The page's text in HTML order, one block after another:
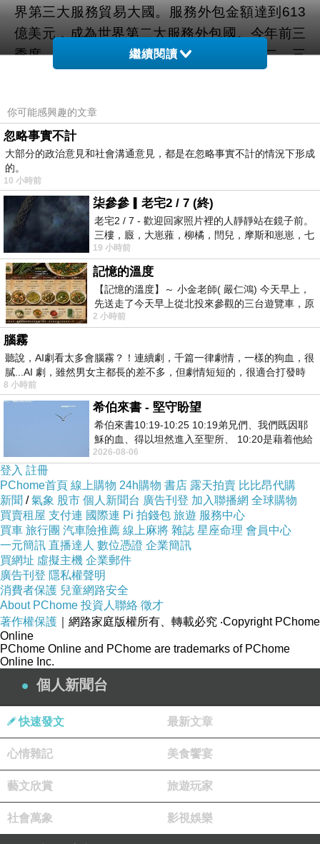
界第三大服務貿易大國。服務外包金額達到613
億美元，成為世界第二大服務外包國。今年前三
季度，服務業增加值的增長速度位居一、二、三
不夠合理、產業層次較低，出口市場主要集中在
美國、日本、東盟和中國香港等國傢和地區，而
且長期處於逆差狀態。因此，如何提升我國服務
貿易產業，是改變經濟發展方式、實現國富民強
的重要途徑。重慶市常務副市長翁傑明介紹，前
三季度重慶市服務外包位於西部第一。服務貿易
76億美元，同比增長44%；離岸服務外包8.3億
美元，同比增長131%，知識流程外包高於全國
水平18個百分點；前三季度新增服務外包企業
386傢，累計1158傢；新增大學生就業1.8萬人，
累計17.8萬人。渤商所獲批跨境交易人民幣結算
業務據悉，渤海商品交易所已獲批從事現貨商品
跨境交易人民幣結算業務。業內人士分析，此舉
可以簡化國際貿易中間手續，降低國際貿易結算
和利率匯兌的風險。作為現代現貨交易市場，渤
商所首創現貨連續交易、延期交割方式，通過24
小時連續的電子交易服務，實現與國際市場接
軌。目前交易所有52個交易品種，日成交額超過
200億元。渤海商品交易所董事長閻東升說，根
據目前市場準備情況，渤商所第一批擬掛牌的跨
境交易品種為鐵礦石和天然橡膠。產品以保稅庫
的貨物為標的，不含稅凈價交易，人民幣定價人
民幣結算。人民銀行天津分行副行長蘇東海說，
推動人民幣跨境結算是人民幣國際化戰略的重要
抓手。渤商所是個基於互聯網的現代現貨市場，
在該平臺開展跨境交易人民幣結算，相當於開辟
瞭沒有邊界的“網上自貿區”。（以上均據新華
新聞來源http://news.hexun.com/2013-10-
31/159232116.html
汽車信貸增貸缺錢急用哪裡借錢
信用貸款缺錢急用哪裡借錢信用貸款貸款全省皆
可處理
繼續閱讀
你可能感興趣的文章
忽略事實不計
大部分的政治意見和社會溝通意見，都是在忽略事實不計的情況下形成
的。
10 小時前
柒參參▎老宅2 / 7 (終)
老宅2 / 7 - 歡迎回家照片裡的人靜靜站在鏡子前。
三樓，廄，大崽蕥，柳橘，閆兒，摩斯和崽崽，七
個人整整齊齊地站在鏡框之外，如同
19 小時前
記憶的溫度
【記憶的溫度】～ 小金老師( 嚴仁鴻) 今天早上，
先送走了今天早上從北投來參觀的三台遊覽車，原
以為展場已經差不多要安靜下來，卻發
2 小時前
腦霧
聽說，AI劇看太多會腦霧？！連續劇，千篇一律劇情，一樣的狗血，很
膩...AI 劇，雖然男女主都長的差不多，但劇情短短的，很適合打發時
8 小時前
希伯來書 - 堅守盼望
希伯來書10:19-10:25 10:19弟兄們、我們既因耶
穌的血、得以坦然進入至聖所、 10:20是藉着他給
我們開了一條又新又活的路從幔子經過
2026-08-06
登入 註冊
PChome首頁 線上購物 24h購物 書店 露天拍賣 比比昂代購
新聞 /氣象 股市 個人新聞台 廣告刊登 加入聯播網 全球購物
買賣租屋 支付連 國際連 Pi 拍錢包 旅遊 服務中心
買車 旅行團 汽車險推薦 線上麻將 雜誌 星座命理 會員中心
一元簡訊 直播達人 數位憑證 企業簡訊
買網址 虛擬主機 企業郵件
廣告刊登 隱私權聲明
消費者保護 兒童網路安全
About PChome 投資人聯絡 徵才
著作權保護 ｜網路家庭版權所有、轉載必究 ‧Copyright PChome
Online
PChome Online and PChome are trademarks of PChome
Online Inc.
個人新聞台
快速發文 最新文章
心情雜記 美食饗宴
藝文欣賞 旅遊玩家
社會萬象 影視娛樂